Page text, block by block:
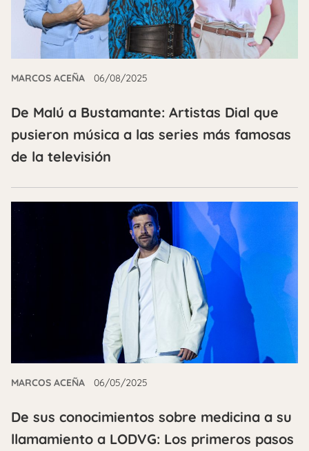
MARCOS ACEÑA 06/08/2025
De Malú a Bustamante: Artistas Dial que
pusieron música a las series más famosas
de la televisión
MARCOS ACEÑA 06/05/2025
De sus conocimientos sobre medicina a su
llamamiento a LODVG: Los primeros pasos